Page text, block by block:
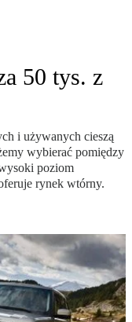
50 tys. z
i używanych cieszą
wybierać pomiędzy
poziom
rynek wtórny.